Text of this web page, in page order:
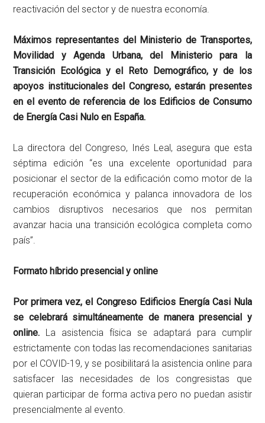
reactivación del sector y de nuestra economía.
Máximos representantes del Ministerio de Transportes,
Movilidad y Agenda Urbana, del Ministerio para la
Transición Ecológica y el Reto Demográfico, y de los
apoyos institucionales del Congreso, estarán presentes
en el evento de referencia de los Edificios de Consumo
de Energía Casi Nulo en España.
La directora del Congreso, Inés Leal, asegura que esta
séptima edición “es una excelente oportunidad para
posicionar el sector de la edificación como motor de la
recuperación económica y palanca innovadora de los
cambios disruptivos necesarios que nos permitan
avanzar hacia una transición ecológica completa como
país”.
Formato híbrido presencial y online
Por primera vez, el Congreso Edificios Energía Casi Nula
se celebrará simultáneamente de manera presencial y
online. La asistencia física se adaptará para cumplir
estrictamente con todas las recomendaciones sanitarias
por el COVID-19, y se posibilitará la asistencia online para
satisfacer las necesidades de los congresistas que
quieran participar de forma activa pero no puedan asistir
presencialmente al evento.